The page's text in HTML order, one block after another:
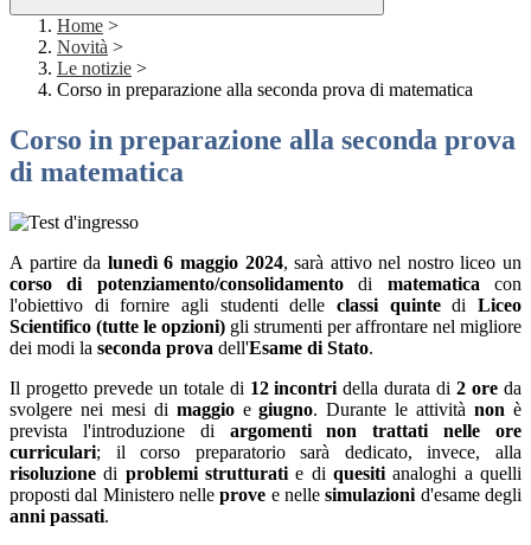
Home >
Novità >
Le notizie >
Corso in preparazione alla seconda prova di matematica
Corso in preparazione alla seconda prova
di matematica
A partire da lunedì 6 maggio 2024, sarà attivo nel nostro liceo un
corso di potenziamento/consolidamentodi matematica con
l'obiettivo di fornire agli studenti delle classi quintediLiceo
Scientifico (tutte le opzioni) gli strumenti per affrontare nel migliore
dei modi la seconda prova dell'Esame di Stato.
Il progetto prevede un totale di 12 incontri della durata di2 ore da
svolgere nei mesi di maggioegiugno. Durante le attivitànon è
prevista l'introduzione di argomenti non trattati nelle ore
curriculari; il corso preparatorio sarà dedicato, invece, alla
risoluzione di problemi strutturati e diquesiti analoghi a quelli
proposti dal Ministero nelleprove e nellesimulazioni d'esame degli
anni passati.